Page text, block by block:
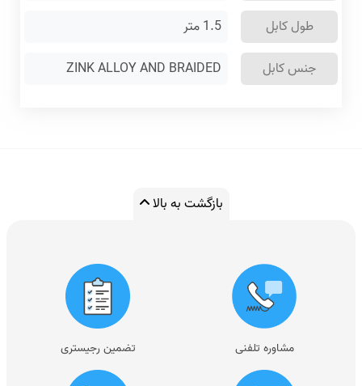
طول کابل
1.5 متر
جنس کابل
ZINK ALLOY AND BRAIDED
بازگشت به بالا
مشاوره تلفنی تضمین رجیستری